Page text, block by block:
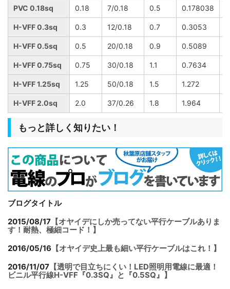
PVC 0.18sq 0.18 7/0.18 0.5 0.178038
H-VFF 0.3sq 0.3 12/0.18 0.7 0.3053
H-VFF 0.5sq 0.5 20/0.18 0.9 0.5089
H-VFF 0.75sq 0.75 30/0.18 1.1 0.7634
H-VFF 1.25sq 1.25 50/0.18 1.5 1.272
H-VFF 2.0sq 2.0 37/0.26 1.8 1.964
もっと詳しく知りたい！
ブログタイトル
2015/08/17 【オヤイデにしか売ってない平行ケーブルありま
す！耐熱、極細コード！】
2016/05/16 【オヤイデ史上最も細い平行ケーブルはこれ！】
2016/11/07 【透明で目立ちにくい！LED照明用電線に最適！
ビニル平行線H-VFF『0.3SQ』と『0.5SQ』】